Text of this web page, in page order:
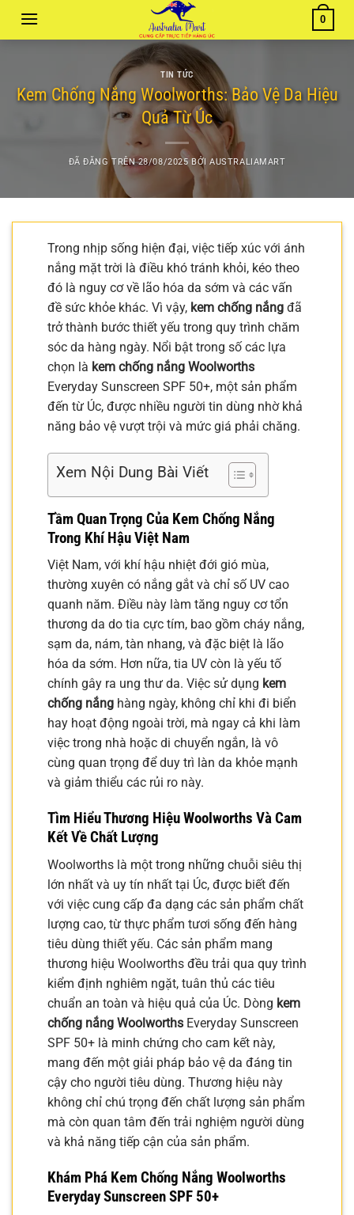
0
TIN TỨC
Kem Chống Nắng Woolworths: Bảo Vệ Da Hiệu
Quả Từ Úc
ĐÃ ĐĂNG TRÊN28/08/2025 BỞIAUSTRALIAMART
Trong nhịp sống hiện đại, việc tiếp xúc với ánh
nắng mặt trời là điều khó tránh khỏi, kéo theo
đó là nguy cơ về lão hóa da sớm và các vấn
đề sức khỏe khác. Vì vậy, kem chống nắng đã
trở thành bước thiết yếu trong quy trình chăm
sóc da hàng ngày. Nổi bật trong số các lựa
chọn là kem chống nắng Woolworths
Everyday Sunscreen SPF 50+, một sản phẩm
đến từ Úc, được nhiều người tin dùng nhờ khả
năng bảo vệ vượt trội và mức giá phải chăng.
Xem Nội Dung Bài Viết
Tầm Quan Trọng Của Kem Chống Nắng
Trong Khí Hậu Việt Nam
Việt Nam, với khí hậu nhiệt đới gió mùa,
thường xuyên có nắng gắt và chỉ số UV cao
quanh năm. Điều này làm tăng nguy cơ tổn
thương da do tia cực tím, bao gồm cháy nắng,
sạm da, nám, tàn nhang, và đặc biệt là lão
hóa da sớm. Hơn nữa, tia UV còn là yếu tố
chính gây ra ung thư da. Việc sử dụng kem
chống nắng hàng ngày, không chỉ khi đi biển
hay hoạt động ngoài trời, mà ngay cả khi làm
việc trong nhà hoặc di chuyển ngắn, là vô
cùng quan trọng để duy trì làn da khỏe mạnh
và giảm thiểu các rủi ro này.
Tìm Hiểu Thương Hiệu Woolworths Và Cam
Kết Về Chất Lượng
Woolworths là một trong những chuỗi siêu thị
lớn nhất và uy tín nhất tại Úc, được biết đến
với việc cung cấp đa dạng các sản phẩm chất
lượng cao, từ thực phẩm tươi sống đến hàng
tiêu dùng thiết yếu. Các sản phẩm mang
thương hiệu Woolworths đều trải qua quy trình
kiểm định nghiêm ngặt, tuân thủ các tiêu
chuẩn an toàn và hiệu quả của Úc. Dòng kem
chống nắng Woolworths Everyday Sunscreen
SPF 50+ là minh chứng cho cam kết này,
mang đến một giải pháp bảo vệ da đáng tin
cậy cho người tiêu dùng. Thương hiệu này
không chỉ chú trọng đến chất lượng sản phẩm
mà còn quan tâm đến trải nghiệm người dùng
và khả năng tiếp cận của sản phẩm.
Khám Phá Kem Chống Nắng Woolworths
Everyday Sunscreen SPF 50+